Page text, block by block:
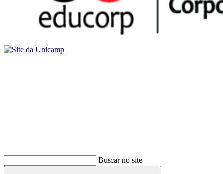
Buscar no site